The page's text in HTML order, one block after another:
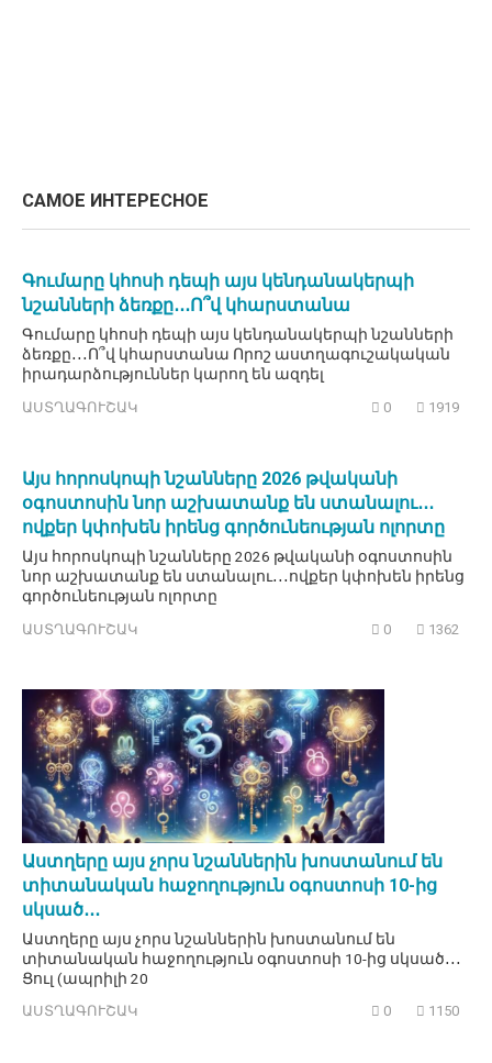
САМОЕ ИНТЕРЕСНОЕ
Գումարը կհոսի դեպի այս կենդանակերպի
նշանների ձեռքը․․․Ո՞վ կհարստանա
Գումարը կհոսի դեպի այս կենդանակերպի նշանների
ձեռքը․․․Ո՞վ կհարստանա Որոշ աստղագուշակական
իրադարձություններ կարող են ազդել
ԱՍՏՂԱԳՈՒՇԱԿ 0 1919
Այս հորոսկոպի նշանները 2026 թվականի
օգոստոսին նոր աշխատանք են ստանալու․․․
ովքեր կփոխեն իրենց գործունեության ոլորտը
Այս հորոսկոպի նշանները 2026 թվականի օգոստոսին
նոր աշխատանք են ստանալու․․․ովքեր կփոխեն իրենց
գործունեության ոլորտը
ԱՍՏՂԱԳՈՒՇԱԿ 0 1362
Աստղերը այս չորս նշաններին խոստանում են
տիտանական հաջողություն օգոստոսի 10-ից
սկսած․․․
Աստղերը այս չորս նշաններին խոստանում են
տիտանական հաջողություն օգոստոսի 10-ից սկսած․․․
Ցուլ (ապրիլի 20
ԱՍՏՂԱԳՈՒՇԱԿ 0 1150